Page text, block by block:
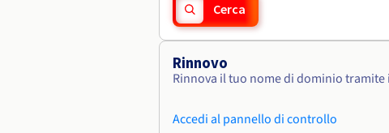
Cerca
Rinnovo
Rinnova il tuo nome di dominio
Accedi al pannello di controllo